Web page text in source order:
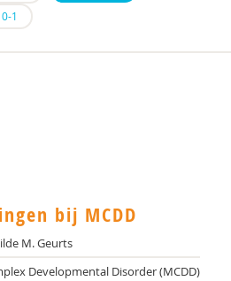
1
bij MCDD
M. Geurts
Developmental Disorder (MCDD)